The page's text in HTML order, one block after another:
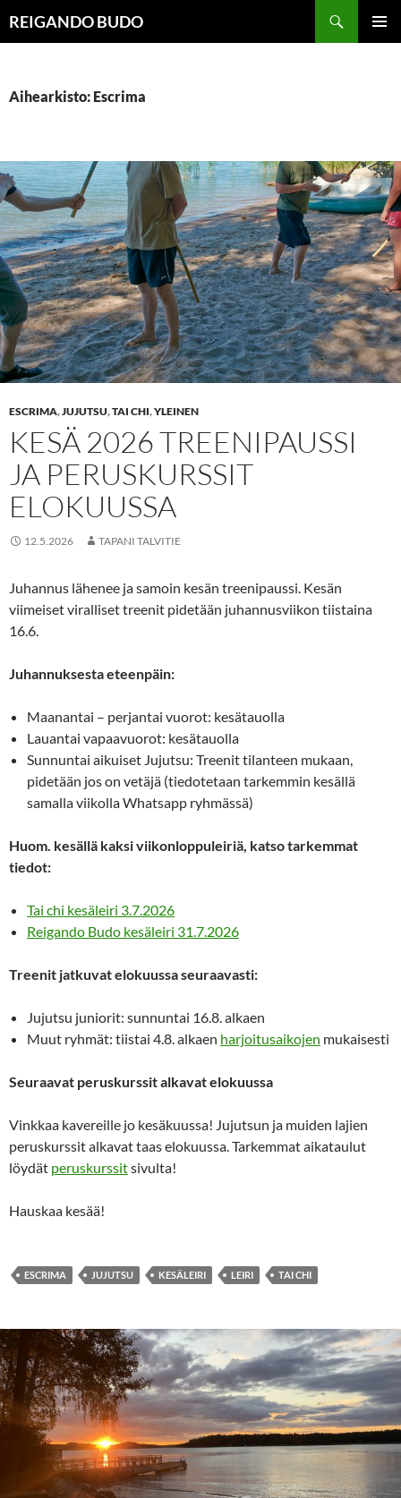
sisältöön
REIGANDO BUDO
Aihearkisto: Escrima
ESCRIMA,JUJUTSU,TAI CHI,YLEINEN
KESÄ 2026 TREENIPAUSSI
JA PERUSKURSSIT
ELOKUUSSA
12.5.2026 TAPANI TALVITIE
Juhannus lähenee ja samoin kesän treenipaussi. Kesän
viimeiset viralliset treenit pidetään juhannusviikon tiistaina
16.6.
Juhannuksesta eteenpäin:
Maanantai – perjantai vuorot: kesätauolla
Lauantai vapaavuorot: kesätauolla
Sunnuntai aikuiset Jujutsu: Treenit tilanteen mukaan,
pidetään jos on vetäjä (tiedotetaan tarkemmin kesällä
samalla viikolla Whatsapp ryhmässä)
Huom. kesällä kaksi viikonloppuleiriä, katso tarkemmat
tiedot:
Tai chi kesäleiri 3.7.2026
Reigando Budo kesäleiri 31.7.2026
Treenit jatkuvat elokuussa seuraavasti:
Jujutsu juniorit: sunnuntai 16.8. alkaen
Muut ryhmät: tiistai 4.8. alkaen harjoitusaikojen mukaisesti
Seuraavat peruskurssit alkavat elokuussa
Vinkkaa kavereille jo kesäkuussa! Jujutsun ja muiden lajien
peruskurssit alkavat taas elokuussa. Tarkemmat aikataulut
löydät peruskurssitsivulta!
Hauskaa kesää!
ESCRIMA JUJUTSU KESÄLEIRI LEIRI TAI CHI